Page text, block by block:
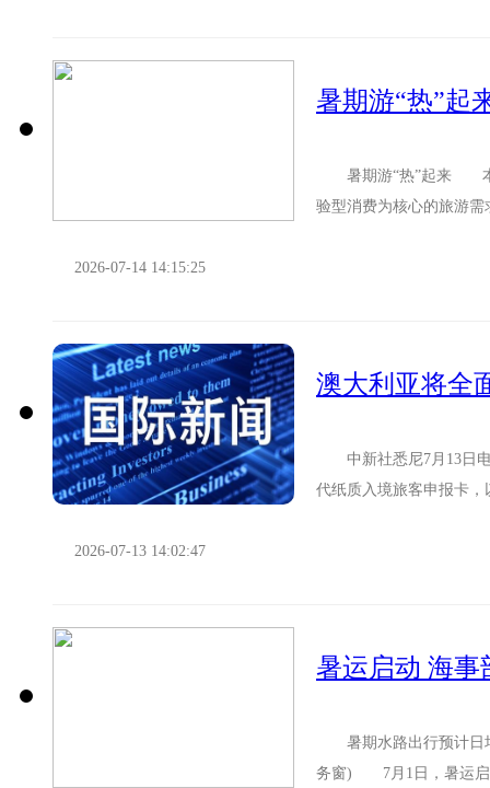
暑期游“热”起来 本
验型消费为核心的旅游需
2026-07-14 14:15:25
澳大利亚将全
中新社悉尼7月13日电
代纸质入境旅客申报卡
2026-07-13 14:02:47
暑运启动 海事
暑期水路出行预计日
务窗) 7月1日，暑运启